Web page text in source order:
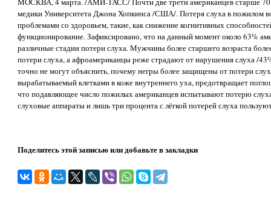
медики Университета Джона Хопкинса /США/. Потеря слуха в пожилом
проблемами со здоровьем, такие, как снижение когнитивных
функционирование. Зафиксировано, что на данный момент около 63%
различные стадии потери слуха. Мужчины более старшего возраста
потери слуха, а афроамериканцы реже страдают от нарушения слуха /
точно не могут объяснить, почему негры более защищены от потери
вырабатываемый клетками в коже внутреннего уха, предотвращает
что подавляющее число пожилых американцев испытывают потерю
слуховые аппараты и лишь три процента с лёгкой потерей слуха
Поделитесь этой записью или добавьте в закладки